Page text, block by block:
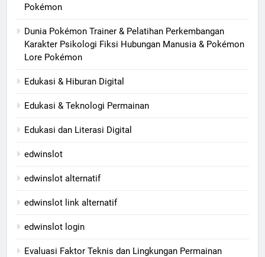
Pokémon
Dunia Pokémon Trainer & Pelatihan Perkembangan
Karakter Psikologi Fiksi Hubungan Manusia & Pokémon
Lore Pokémon
Edukasi & Hiburan Digital
Edukasi & Teknologi Permainan
Edukasi dan Literasi Digital
edwinslot
edwinslot alternatif
edwinslot link alternatif
edwinslot login
Evaluasi Faktor Teknis dan Lingkungan Permainan